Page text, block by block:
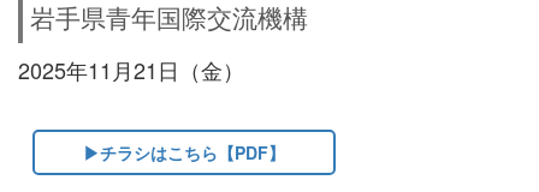
岩手県青年国際交流機構
2025年11月21日（金）
▶チラシはこちら【PDF】